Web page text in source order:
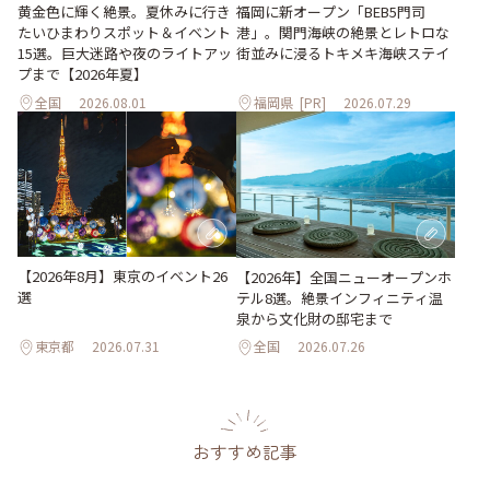
黄金色に輝く絶景。夏休みに行き
たいひまわりスポット＆イベント
15選。巨大迷路や夜のライトアッ
プまで【2026年夏】
全国 2026.08.01
福岡に新オープン「BEB5門司
港」。関門海峡の絶景とレトロな
街並みに浸るトキメキ海峡ステイ
福岡県 [PR] 2026.07.29
【2026年8月】東京のイベント26
選
東京都 2026.07.31
【2026年】全国ニューオープンホ
テル8選。絶景インフィニティ温
泉から文化財の邸宅まで
全国 2026.07.26
おすすめ記事